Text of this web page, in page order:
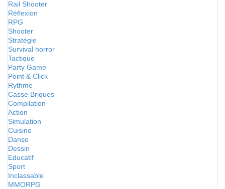
Rail Shooter
Réflexion
RPG
Shooter
Stratégie
Survival horror
Tactique
Party Game
Point & Click
Rythme
Casse Briques
Compilation
Action
Simulation
Cuisine
Danse
Dessin
Educatif
Sport
Inclassable
MMORPG